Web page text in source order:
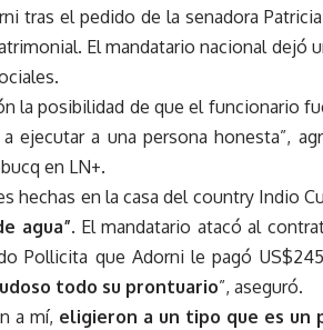
tras el pedido de la senadora
El mandatario nacional dejó
la posibilidad de que el funcionario
ejecutar a una persona honesta”,
en LN+.
hechas en la casa del country Indio
agua”. El mandatario atacó al
Pollicita que Adorni le pagó
todo su prontuario”, aseguró.
a mí, eligieron a un tipo que es un